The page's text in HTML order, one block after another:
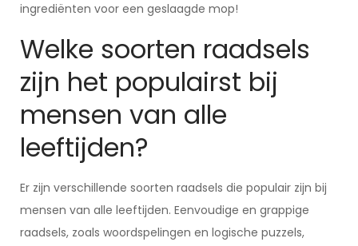
ingrediënten voor een geslaagde mop!
Welke soorten raadsels
zijn het populairst bij
mensen van alle
leeftijden?
Er zijn verschillende soorten raadsels die populair zijn bij
mensen van alle leeftijden. Eenvoudige en grappige
raadsels, zoals woordspelingen en logische puzzels,